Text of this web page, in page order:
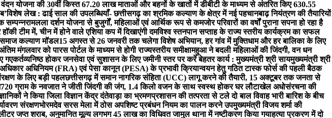
वंदन योजना की 30वीं किस्त 67.20 लाख माताओं और बहनों के खातों में डीबीटी के माध्यम से अंतरित किए 630.55
विशेष लेख : ढाई साल की उपलब्धियाँ- छत्तीसगढ़ का श्रमिक कल्याण के क्षेत्र में नई पहचानबाढ़ नियंत्रण की तैयारियों
सम्पन्नरामलला दर्शन योजना से बुजुर्गों, महिलाओं एवं आर्थिक रूप से कमजोर परिवारों का वर्षों पुराना सपना हो रहा है
टीम में, चीन में होने वाले एशिया कप में दिखाएंगी दमविश्व स्तनपान सप्ताह के राज्य स्तरीय कार्यक्रम का सफल
कल्याण मॉडल15 अगस्त से 26 जनवरी तक चलेगा विशेष अभियान, हर गांव में मुक्तिधाम और हर बालिका के लिए
मंगलवार को पारस पोर्टल के माध्यम से होगी राज्यस्तरीय समीक्षामहुआ ने बदली महिलाओं की जिंदगी, वन धन
गएकर्तव्यनिष्ठ होकर जनसेवा एवं सुशासन के लिए जमीनी स्तर पर करें बेहतर कार्य : मुख्यमंत्री श्री सायमुख्यमंत्री श्री
अधिनियम (FRA) एवं पेसा कानून (PESA) के प्रभावी क्रियान्वयन हेतु गठित टास्क फोर्स की पहली बैठक
के लिए बड़ी पहलछत्तीसगढ़ में समान नागरिक संहिता (UCC) लागू करने की तैयारी, 15 अक्टूबर तक जनता से
720 ग्राम के नवजात ने जीती जिंदगी की जंग, 1.4 किलो वजन के साथ स्वस्थ होकर घर लौटाखेल अधोसंरचना की
ने किया जिला विज्ञान केंद्र दंतेवाड़ा का भ्रमणप्रशासन की तत्परता से टले दो बाल विवाह भारी बारिश के बीच
संरक्षणभोरमदेव सरस मेला में ठोस अपशिष्ट प्रबंधन नियम का पालन करने उपमुख्यमंत्री विजय शर्मा की
जप्त शराब, अनुमानित मूल्य लगभग 45 लाख का विधिवत जामुल थाना में नष्टीकरण किया गयाहत्या प्रकरण में दो